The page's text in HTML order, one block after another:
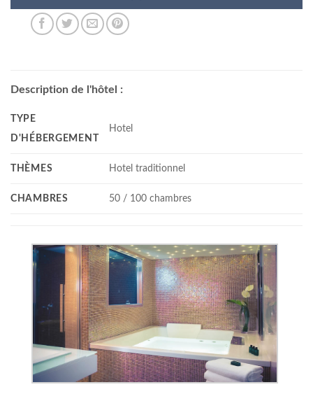
Description de l'hôtel :
TYPE
D'HÉBERGEMENT
Hotel
THÈMES Hotel traditionnel
CHAMBRES 50 / 100 chambres